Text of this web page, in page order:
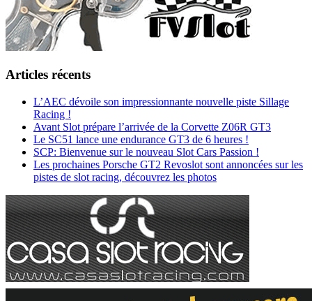
Articles récents
L’AEC dévoile son impressionnante nouvelle piste Sillage
Racing !
Avant Slot prépare l’arrivée de la Corvette Z06R GT3
Le SC51 lance une endurance GT3 de 6 heures !
SCP: Bienvenue sur le nouveau Slot Cars Passion !
Les prochaines Porsche GT2 Revoslot sont annoncées sur les
pistes de slot racing, découvrez les photos